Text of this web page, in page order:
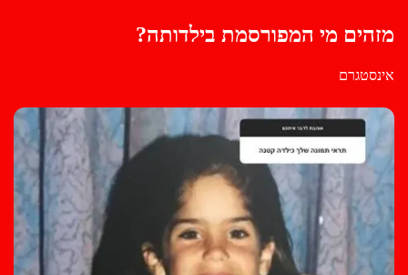
מזהים מי המפורסמת בילדותה?
אינסטגרם